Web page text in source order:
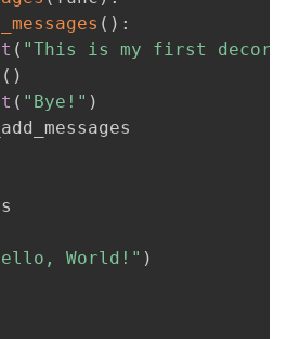
( ) :
( "This is my first
( )
( "Bye!" )
World!" )